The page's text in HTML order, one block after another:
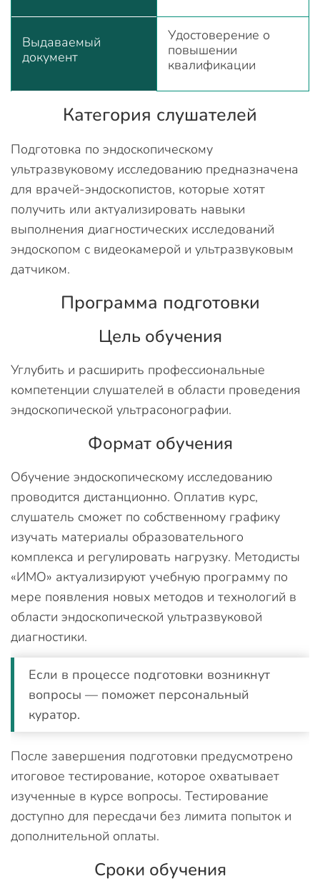
Выдаваемый
документ
Удостоверение о
повышении
квалификации
Категория слушателей
Подготовка по эндоскопическому
ультразвуковому исследованию предназначена
для врачей-эндоскопистов, которые хотят
получить или актуализировать навыки
выполнения диагностических исследований
эндоскопом с видеокамерой и ультразвуковым
датчиком.
Программа подготовки
Цель обучения
Углубить и расширить профессиональные
компетенции слушателей в области проведения
эндоскопической ультрасонографии.
Формат обучения
Обучение эндоскопическому исследованию
проводится дистанционно. Оплатив курс,
слушатель сможет по собственному графику
изучать материалы образовательного
комплекса и регулировать нагрузку. Методисты
«ИМО» актуализируют учебную программу по
мере появления новых методов и технологий в
области эндоскопической ультразвуковой
диагностики.
Если в процессе подготовки возникнут
вопросы — поможет персональный
куратор.
После завершения подготовки предусмотрено
итоговое тестирование, которое охватывает
изученные в курсе вопросы. Тестирование
доступно для пересдачи без лимита попыток и
дополнительной оплаты.
Сроки обучения